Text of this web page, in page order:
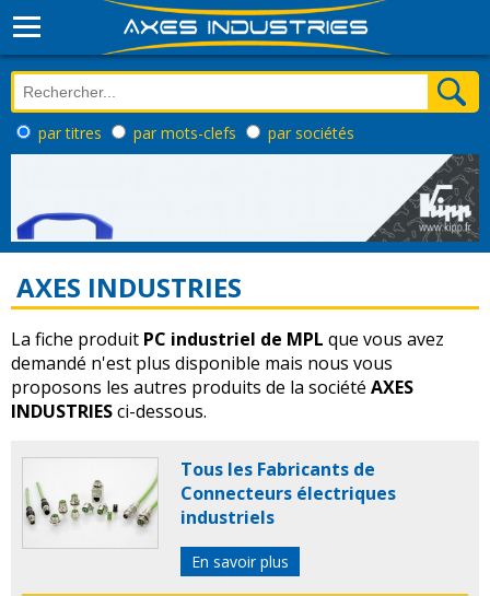
par titres par mots-clefs par sociétés
AXES INDUSTRIES
La fiche produit PC industriel de MPL que vous avez
demandé n'est plus disponible mais nous vous
proposons les autres produits de la société AXES
INDUSTRIESci-dessous.
Tous les Fabricants de
Connecteurs électriques
industriels
En savoir plus